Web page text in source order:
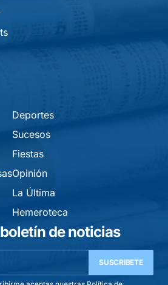
Deportes
Sucesos
Fiestas
Opinión
La Última
Hemeroteca
de noticias
SUSCRIBETE